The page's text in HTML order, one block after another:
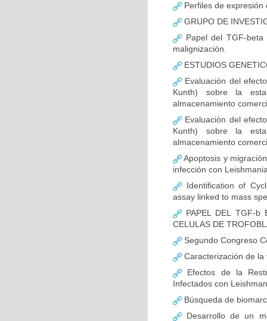
Perfiles de
GRUPO DE
Papel del TGF-
malignización.
ESTUDIOS
Evaluación del
Kunth) sobre la
almacenamiento
Evaluación del
Kunth) sobre la
almacenamiento
Apoptosis y
infección con
Identification of
assay linked to mass
PAPEL DEL TGF-b
CELULAS DE
Segundo Congreso
Caracterización de
Efectos de la
Infectados con
Búsqueda de
Desarrollo de un